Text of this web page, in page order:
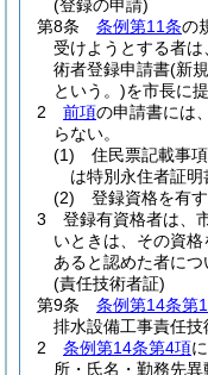
(登録の申請)
第8条
条例第11条の
受けようとする者
術者登録申請書(新
という。)を市長に
2
前項の申請書には
らない。
(1)
住民票記載事
は特別永住者証
(2)
登録資格を有
3
登録有資格者は、
いときは、その資格
あると認めた者につ
(責任技術者証)
第9条
条例第14条第
排水設備工事責任技
2
条例第14条第4項
所・氏名・勤務先異